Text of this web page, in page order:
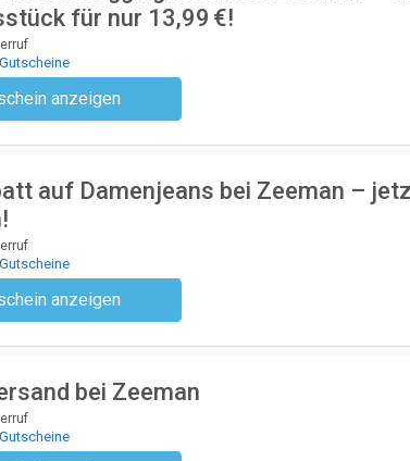
für nur 13,99 €!
anzeigen
Kein Code notwendig
auf Damenjeans bei Zeeman –
anzeigen
Kein Code notwendig
bei Zeeman